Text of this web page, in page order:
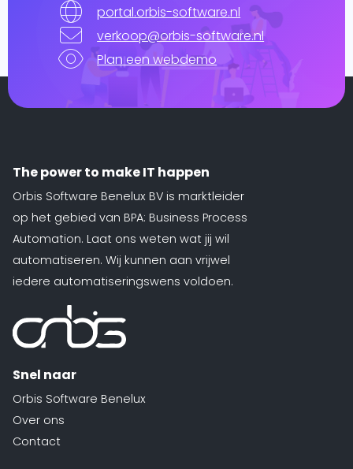
portal.orbis-software.nl
verkoop@orbis-software.nl
Plan een webdemo
The power to make IT happen
Orbis Software Benelux BV is marktleider
op het gebied van BPA: Business Process
Automation. Laat ons weten wat jij wil
automatiseren. Wij kunnen aan vrijwel
iedere automatiseringswens voldoen.
Snel naar
Orbis Software Benelux
Over ons
Contact